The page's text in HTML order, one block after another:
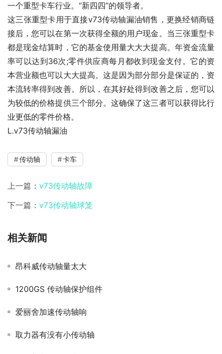
一个重型卡车行业。“新四四”的领导者。
这三张重型卡用于直接v73传动轴漏油销售，更换经销商链
接后，您可以在第一次获得全额的用户现金。当三张重型卡
都是现金结算时，它的基金使用量大大大提高。年资金流量
率可以达到36次;零件供应商每月都收到现金支付。它的资
本营业额也可以大大提高。这是因为部分部分是保证的，资
本流转率得到改善。所以，在其好处得到改善之后，您可以
为较低的价格提供三个部分。这确保了这三者可以获得比行
业更低的零件价格。
L.v73传动轴漏油
传动轴 卡车
上一篇： v73传动轴故障
下一篇： v73传动轴球笼
相关新闻
昂科威传动轴量太大
1200GS 传动轴保护组件
爱丽舍加速传动轴响
取力器有没有小传动轴